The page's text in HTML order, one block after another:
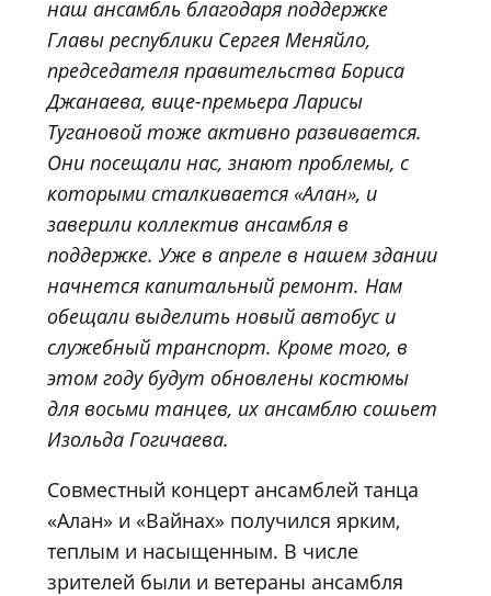
наш ансамбль благодаря поддержке
Главы республики Сергея Меняйло,
председателя правительства Бориса
Джанаева, вице-премьера Ларисы
Тугановой тоже активно развивается.
Они посещали нас, знают проблемы, с
которыми сталкивается «Алан», и
заверили коллектив ансамбля в
поддержке. Уже в апреле в нашем здании
начнется капитальный ремонт. Нам
обещали выделить новый автобус и
служебный транспорт. Кроме того, в
этом году будут обновлены костюмы
для восьми танцев, их ансамблю сошьет
Изольда Гогичаева.
Совместный концерт ансамблей танца
«Алан» и «Вайнах» получился ярким,
теплым и насыщенным. В числе
зрителей были и ветераны ансамбля